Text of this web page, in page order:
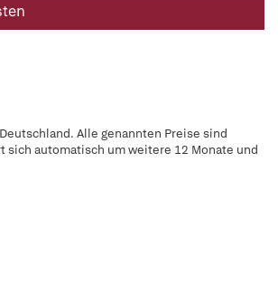
Alle genannten Preise sind
sich automatisch um weitere 12 Monate und